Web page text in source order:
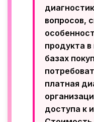
вопросов,
продукта
базах
платная
доступа к